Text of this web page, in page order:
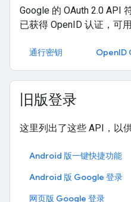
Google 的 OAuth 2.0 API
已获得 OpenID 认证，可
通行密钥 OpenID
旧版登录
这里列出了这些 API，以
Android 版一键快捷功能
Android 版 Google 登录
网页版 Google 登录